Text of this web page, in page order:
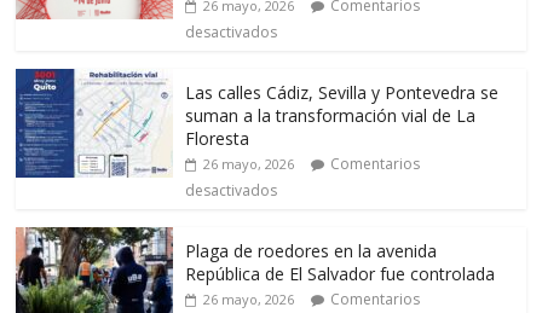
26 mayo, 2026
Comentarios
desactivados
Las calles Cádiz, Sevilla y Pontevedra se
suman a la transformación vial de La
Floresta
26 mayo, 2026
Comentarios
desactivados
Plaga de roedores en la avenida
República de El Salvador fue controlada
26 mayo, 2026
Comentarios